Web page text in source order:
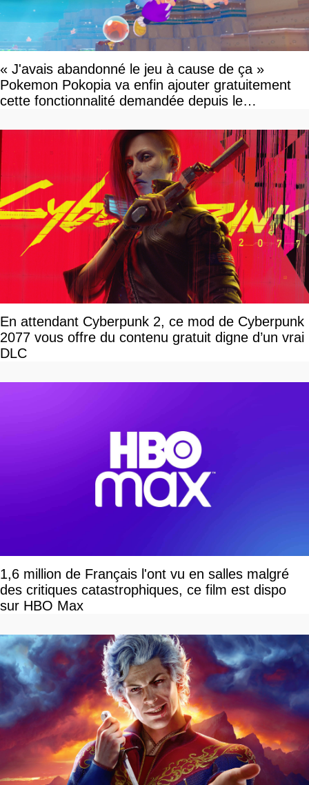
« J'avais abandonné le jeu à cause de ça »
Pokemon Pokopia va enfin ajouter gratuitement
cette fonctionnalité demandée depuis le
En attendant Cyberpunk 2, ce mod de Cyberpunk
2077 vous offre du contenu gratuit digne d’un vrai
DLC
1,6 million de Français l'ont vu en salles malgré
des critiques catastrophiques, ce film est dispo
sur HBO Max